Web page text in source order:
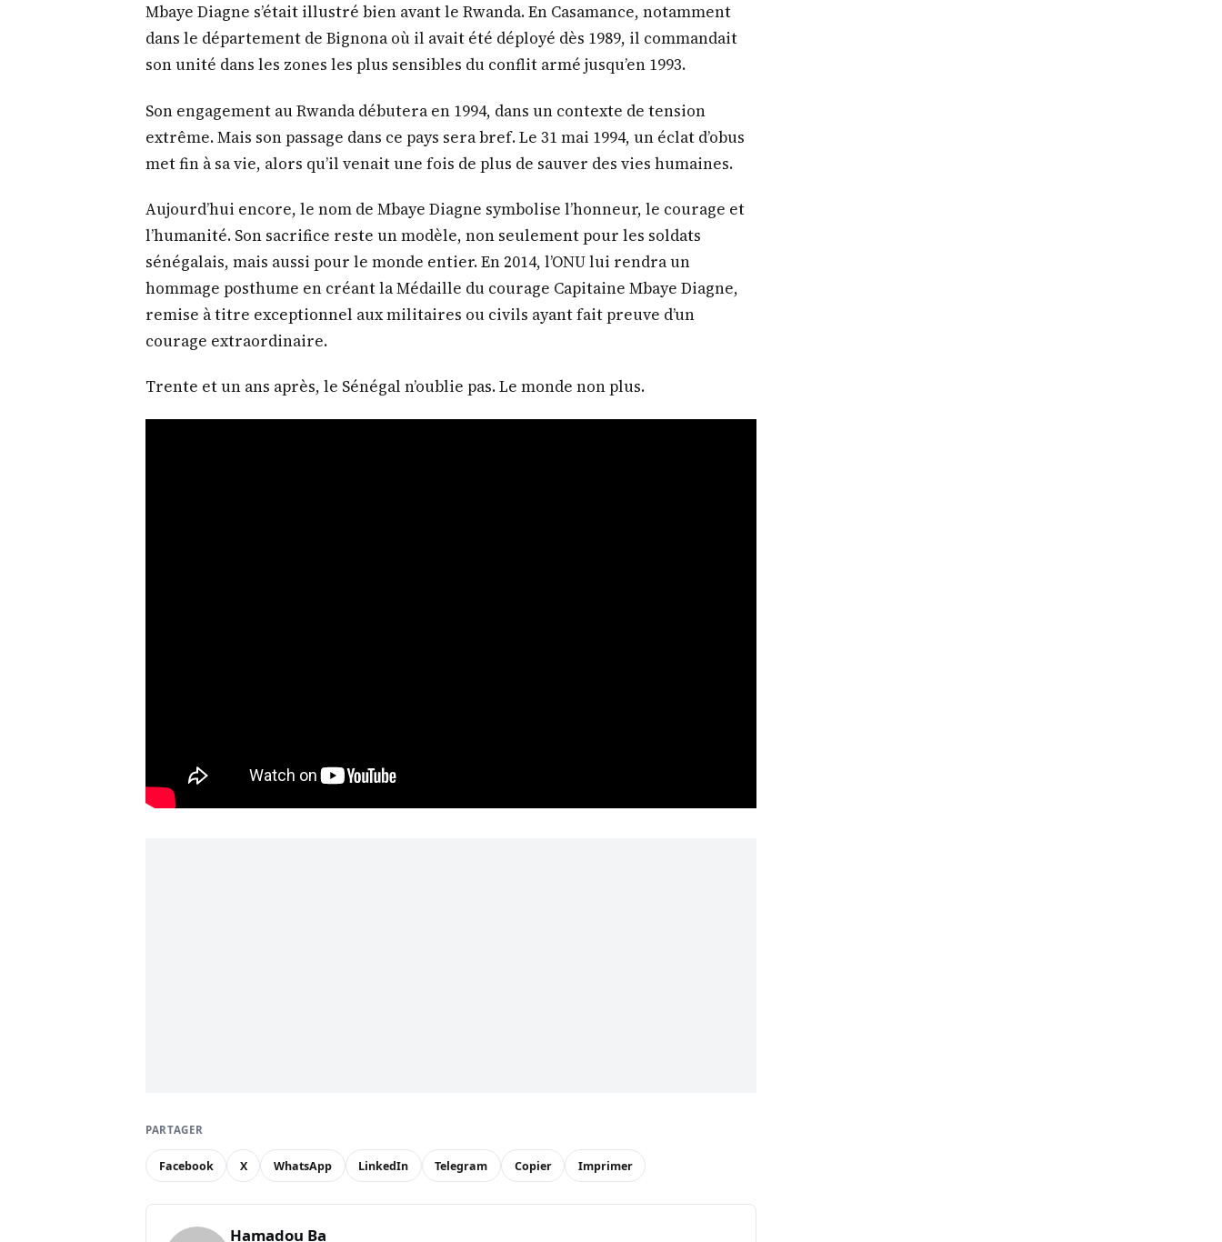
Mbaye Diagne s’était illustré bien avant le Rwanda. En Casamance, notamment
dans le département de Bignona où il avait été déployé dès 1989, il commandait
son unité dans les zones les plus sensibles du conflit armé jusqu’en 1993.
Son engagement au Rwanda débutera en 1994, dans un contexte de tension
extrême. Mais son passage dans ce pays sera bref. Le 31 mai 1994, un éclat d’obus
met fin à sa vie, alors qu’il venait une fois de plus de sauver des vies humaines.
Aujourd’hui encore, le nom de Mbaye Diagne symbolise l’honneur, le courage et
l’humanité. Son sacrifice reste un modèle, non seulement pour les soldats
sénégalais, mais aussi pour le monde entier. En 2014, l’ONU lui rendra un
hommage posthume en créant la Médaille du courage Capitaine Mbaye Diagne,
remise à titre exceptionnel aux militaires ou civils ayant fait preuve d’un
courage extraordinaire.
Trente et un ans après, le Sénégal n’oublie pas. Le monde non plus.
PARTAGER
Facebook X WhatsApp LinkedIn Telegram Copier Imprimer
Hamadou Ba